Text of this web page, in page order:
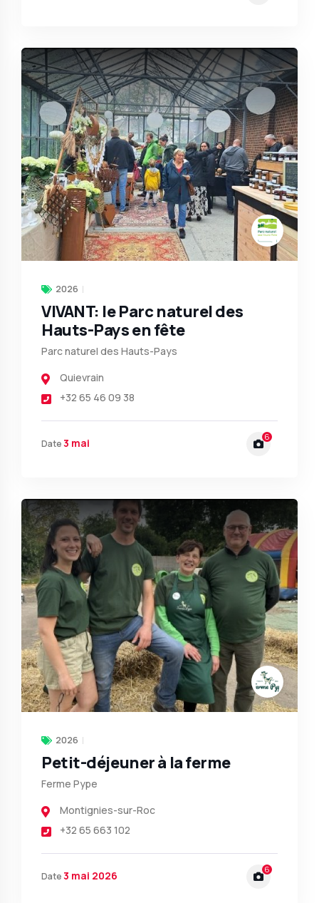
2026
VIVANT: le Parc naturel des
Hauts-Pays en fête
Parc naturel des Hauts-Pays
Quievrain
+32 65 46 09 38
Date3 mai 6
2026
Petit-déjeuner à la ferme
Ferme Pype
Montignies-sur-Roc
+32 65 663 102
Date3 mai 2026 6